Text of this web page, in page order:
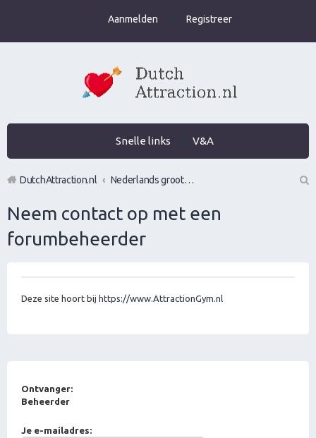
Aanmelden Registreer
Snelle links V&A
DutchAttraction.nl
Nederlands grootste Dutch Attraction, Lifestyle, Vrouwen versieren en Pick-Up (PUA) Forum
Neem contact op met een
forumbeheerder
Deze site hoort bij https://www.AttractionGym.nl
Ontvanger:
Beheerder
Je e-mailadres: